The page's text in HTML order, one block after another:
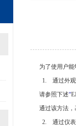
为了使用户
1.
通过外
请参照下述“
通过该方法
2.
通过仪